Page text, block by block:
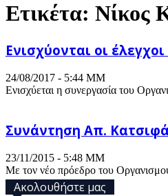
Ετικέτα: Νίκος
Ενισχύονται οι
24/08/2017 - 5:44 ΜΜ
Ενισχύεται η συνεργασία του
Συνάντηση Απ.
23/11/2015 - 5:48 ΜΜ
Με τον νέο πρόεδρο του
Ακολουθήστε μας